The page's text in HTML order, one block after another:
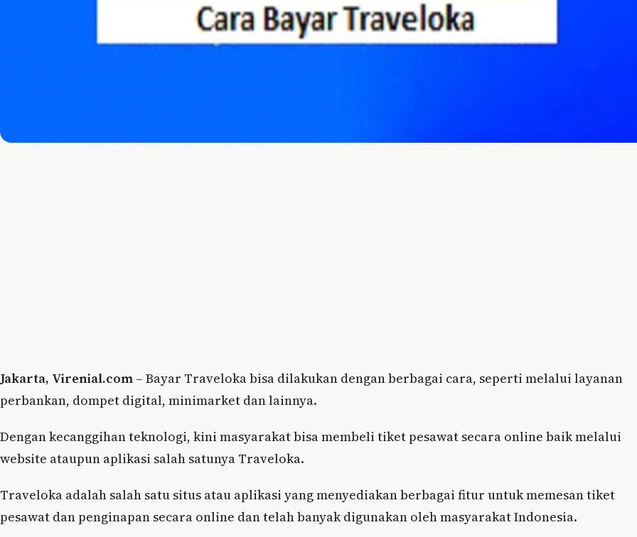
Jakarta, Virenial.com – Bayar Traveloka bisa dilakukan dengan berbagai cara, seperti melalui layanan
perbankan, dompet digital, minimarket dan lainnya.
Dengan kecanggihan teknologi, kini masyarakat bisa membeli tiket pesawat secara online baik melalui
website ataupun aplikasi salah satunya Traveloka.
Traveloka adalah salah satu situs atau aplikasi yang menyediakan berbagai fitur untuk memesan tiket
pesawat dan penginapan secara online dan telah banyak digunakan oleh masyarakat Indonesia.